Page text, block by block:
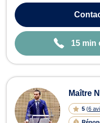
est docteur en droit privé et
master 2 en d...
15 min
Maître
5 (6